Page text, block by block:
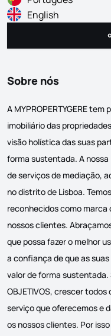
English
Sobre nós
A MYPROPERTYGERE
imobiliário das
visão holística das suas
forma sustentada. A
de serviços de mediação,
no distrito de Lisboa.
reconhecidos como marca
nossos clientes.
que possa fazer o melhor
a confiança de que as
valor de forma
OBJETIVOS, crescer
serviço que oferecemos e
os nossos clientes. Por